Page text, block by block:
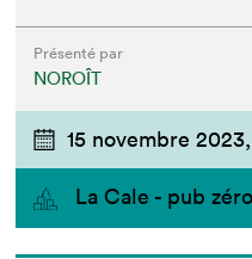
Présenté par
NOROÎT
15 novembre 2023,
La Cale - pub